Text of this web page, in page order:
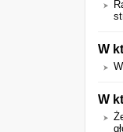
W
W